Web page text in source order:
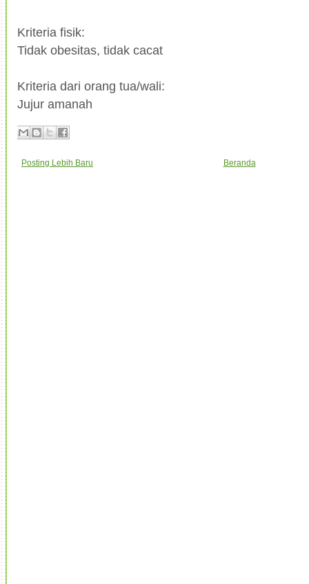
Kriteria fisik:
Tidak obesitas, tidak cacat
Kriteria dari orang tua/wali:
Jujur amanah
Posting Lebih Baru Beranda